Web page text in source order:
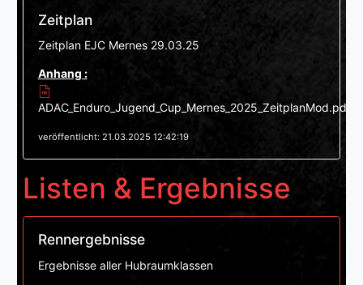
Zeitplan
Zeitplan EJC Mernes 29.03.25
Anhang :
ADAC_Enduro_Jugend_Cup_Mernes_2025_ZeitplanMod.pdf
veröffentlicht: 21.03.2025 12:42:19
Listen & Ergebnisse
Rennergebnisse
Ergebnisse aller Hubraumklassen